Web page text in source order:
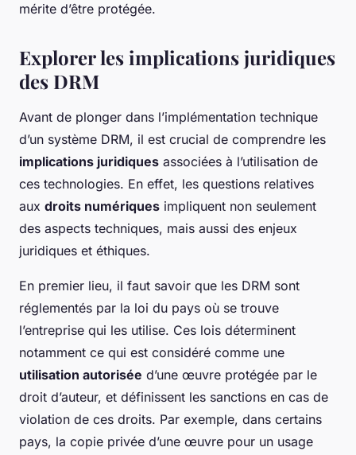
mérite d’être protégée.
Explorer les implications juridiques
des DRM
Avant de plonger dans l’implémentation technique
d’un système DRM, il est crucial de comprendre les
implications juridiques associées à l’utilisation de
ces technologies. En effet, les questions relatives
aux droits numériques impliquent non seulement
des aspects techniques, mais aussi des enjeux
juridiques et éthiques.
En premier lieu, il faut savoir que les DRM sont
réglementés par la loi du pays où se trouve
l’entreprise qui les utilise. Ces lois déterminent
notamment ce qui est considéré comme une
utilisation autorisée d’une œuvre protégée par le
droit d’auteur, et définissent les sanctions en cas de
violation de ces droits. Par exemple, dans certains
pays, la copie privée d’une œuvre pour un usage